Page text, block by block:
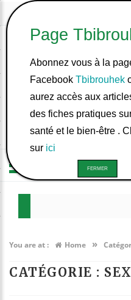
You are at : Home »
CATÉGORIE :
Abonnez vous à la
Facebook Tbibrouhek
aurez accès aux
des fiches pratiques
santé et le bien-être .
sur ici